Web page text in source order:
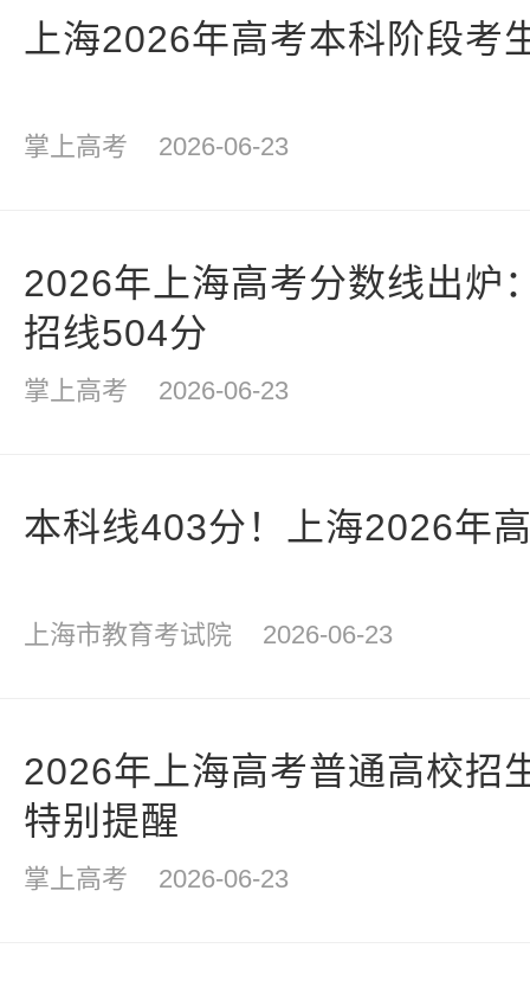
上海2026年高考本科阶段考
掌上高考 2026-06-23
2026年上海高考分数线出炉
招线504分
掌上高考 2026-06-23
本科线403分！上海2026年
上海市教育考试院 2026-06-23
2026年上海高考普通高校招
特别提醒
掌上高考 2026-06-23